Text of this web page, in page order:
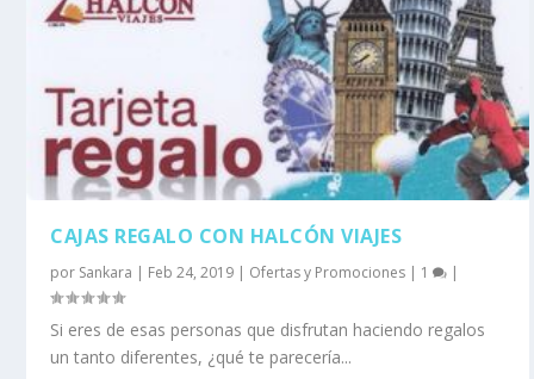
CAJAS REGALO CON HALCÓN VIAJES
por Sankara | Feb 24, 2019 | Ofertas y Promociones | 1 |
Si eres de esas personas que disfrutan haciendo regalos
un tanto diferentes, ¿qué te parecería...